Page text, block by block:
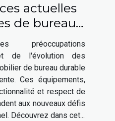
actuelles
de bureau
modernes
de l'évolution des
de bureau durable
Ces équipements,
et respect de
aux nouveaux défis
Découvrez dans cet...